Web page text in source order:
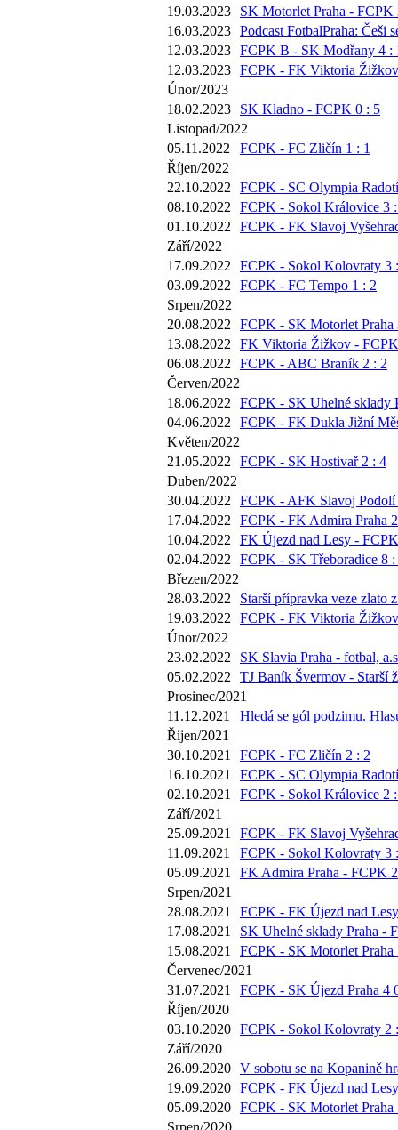
19.03.2023
SK Motorlet Praha - FCPK
16.03.2023 Podcast FotbalPraha: Češi
12.03.2023 FCPK B - SK Modřany 4 :
12.03.2023 FCPK - FK Viktoria
Únor/2023
18.02.2023
SK Kladno - FCPK 0 : 5
Listopad/2022
05.11.2022
FCPK - FC Zličín 1 : 1
Říjen/2022
22.10.2022
FCPK - SC Olympia
08.10.2022
FCPK - Sokol Královice 3
01.10.2022
FCPK - FK Slavoj
Září/2022
17.09.2022
FCPK - Sokol Kolovraty 3
03.09.2022
FCPK - FC Tempo 1 : 2
Srpen/2022
20.08.2022
FCPK - SK Motorlet Praha
13.08.2022
FK Viktoria Žižkov -
06.08.2022
FCPK - ABC Braník 2 : 2
Červen/2022
18.06.2022
FCPK - SK Uhelné sklady
04.06.2022
FCPK - FK Dukla Jižní
Květen/2022
21.05.2022
FCPK - SK Hostivař 2 : 4
Duben/2022
30.04.2022
FCPK - AFK Slavoj Podolí
17.04.2022
FCPK - FK Admira Praha
10.04.2022
FK Újezd nad Lesy -
02.04.2022
FCPK - SK Třeboradice 8 :
Březen/2022
28.03.2022
Starší přípravka veze zlato
19.03.2022
FCPK - FK Viktoria
Únor/2022
23.02.2022
SK Slavia Praha - fotbal,
05.02.2022
TJ Baník Švermov - Starší
Prosinec/2021
11.12.2021
Hledá se gól podzimu.
Říjen/2021
30.10.2021
FCPK - FC Zličín 2 : 2
16.10.2021
FCPK - SC Olympia
02.10.2021
FCPK - Sokol Královice 2
Září/2021
25.09.2021
FCPK - FK Slavoj
11.09.2021
FCPK - Sokol Kolovraty 3
05.09.2021
FK Admira Praha - FCPK
Srpen/2021
28.08.2021
FCPK - FK Újezd nad
17.08.2021
SK Uhelné sklady Praha -
15.08.2021
FCPK - SK Motorlet Praha
Červenec/2021
31.07.2021
FCPK - SK Újezd Praha 4
Říjen/2020
03.10.2020 FCPK - Sokol Kolovraty 2
Září/2020
26.09.2020 V sobotu se na Kopanině
19.09.2020 FCPK - FK Újezd nad
05.09.2020 FCPK - SK Motorlet Praha
Srpen/2020